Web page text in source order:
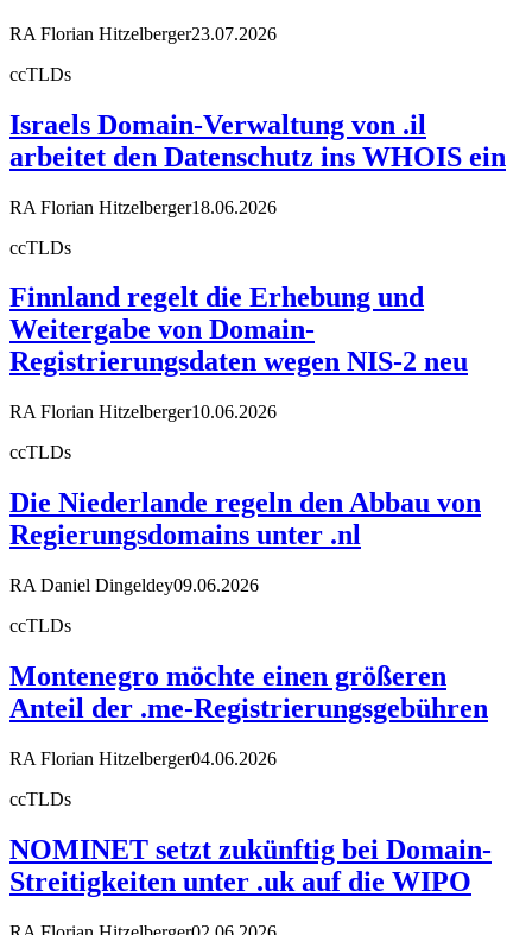
RA Florian Hitzelberger23.07.2026
ccTLDs
Israels Domain-Verwaltung von .il
arbeitet den Datenschutz ins WHOIS ein
RA Florian Hitzelberger18.06.2026
ccTLDs
Finnland regelt die Erhebung und
Weitergabe von Domain-
Registrierungsdaten wegen NIS-2 neu
RA Florian Hitzelberger10.06.2026
ccTLDs
Die Niederlande regeln den Abbau von
Regierungsdomains unter .nl
RA Daniel Dingeldey09.06.2026
ccTLDs
Montenegro möchte einen größeren
Anteil der .me-Registrierungsgebühren
RA Florian Hitzelberger04.06.2026
ccTLDs
NOMINET setzt zukünftig bei Domain-
Streitigkeiten unter .uk auf die WIPO